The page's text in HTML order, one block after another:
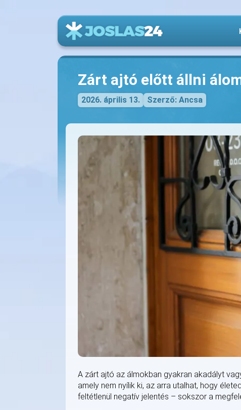
Zárt ajtó előtt állni
2026. április 13. Szerző: Ancsa
A zárt ajtó az álmokban gyakran akadályt
amely nem nyílik ki, az arra utalhat, hogy
feltétlenül negatív jelentés – sokszor a